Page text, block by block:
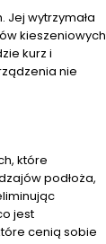
Jej wytrzymała
kieszeniowych
kurz i
nie
które
podłoża,
jest
cenią sobie